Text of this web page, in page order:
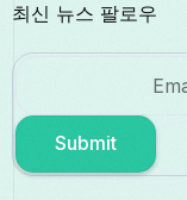
최신 뉴스 팔로우
Submit